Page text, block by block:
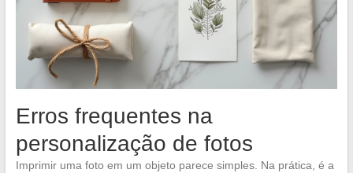
Erros frequentes na
personalização de fotos
Imprimir uma foto em um objeto parece simples. Na prática, é a